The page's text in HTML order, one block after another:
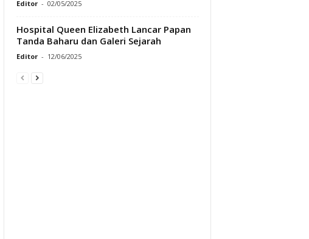
Editor - 02/05/2025
Hospital Queen Elizabeth Lancar Papan
Tanda Baharu dan Galeri Sejarah
Editor - 12/06/2025